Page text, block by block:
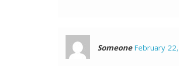
Someone February